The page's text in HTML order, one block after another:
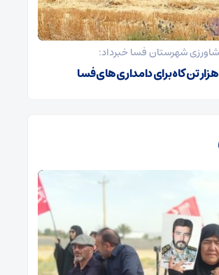
شهرستان فسا خبرداد: